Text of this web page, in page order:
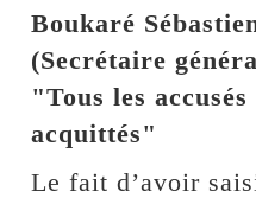
Boukaré
(Secrétaire
"Tous les
acquittés"
Le fait d’avoir